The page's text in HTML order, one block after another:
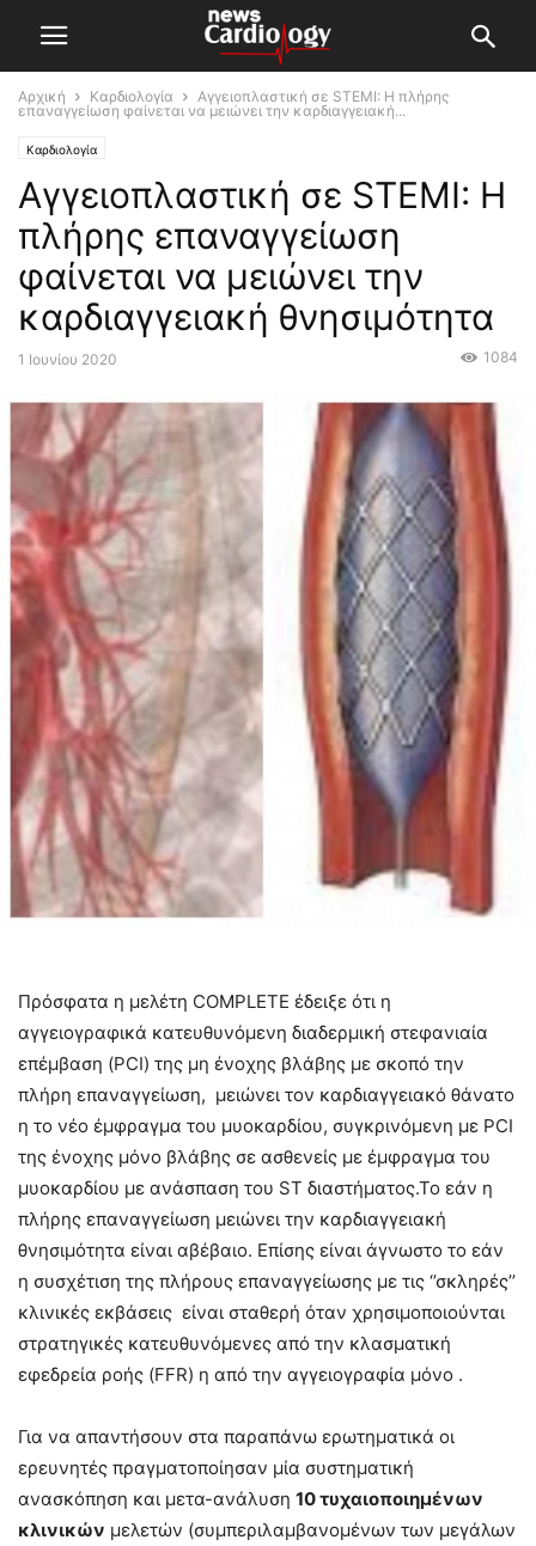
Αρχική Καρδιολογία
Αγγειοπλαστική σε STEMI: Η πλήρης
επαναγγείωση φαίνεται να μειώνει την καρδιαγγειακή...
Καρδιολογία
Αγγειοπλαστική σε STEMI: Η
πλήρης επαναγγείωση
φαίνεται να μειώνει την
καρδιαγγειακή θνησιμότητα
1 Ιουνίου 2020 1084
Πρόσφατα η μελέτη COMPLETE έδειξε ότι η
αγγειογραφικά κατευθυνόμενη διαδερμική στεφανιαία
επέμβαση (PCI) της μη ένοχης βλάβης με σκοπό την
πλήρη επαναγγείωση, μειώνει τον καρδιαγγειακό θάνατο
η το νέο έμφραγμα του μυοκαρδίου, συγκρινόμενη με PCI
της ένοχης μόνο βλάβης σε ασθενείς με έμφραγμα του
μυοκαρδίου με ανάσπαση του ST διαστήματος.Το εάν η
πλήρης επαναγγείωση μειώνει την καρδιαγγειακή
θνησιμότητα είναι αβέβαιο. Επίσης είναι άγνωστο το εάν
η συσχέτιση της πλήρους επαναγγείωσης με τις ‘’σκληρές’’
κλινικές εκβάσεις είναι σταθερή όταν χρησιμοποιούνται
στρατηγικές κατευθυνόμενες από την κλασματική
εφεδρεία ροής (FFR) η από την αγγειογραφία μόνο .
Για να απαντήσουν στα παραπάνω ερωτηματικά οι
ερευνητές πραγματοποίησαν μία συστηματική
ανασκόπηση και μετα-ανάλυση 10 τυχαιοποιημένων
κλινικών μελετών (συμπεριλαμβανομένων των μεγάλων